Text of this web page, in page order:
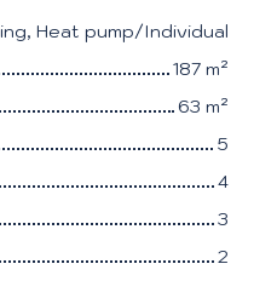
Heat pump/Individual
187 m²
63 m²
5
4
3
2